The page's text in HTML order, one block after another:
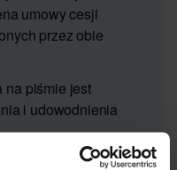
umowy cesji
przez obie
na piśmie jest
i udowodnienia
musi